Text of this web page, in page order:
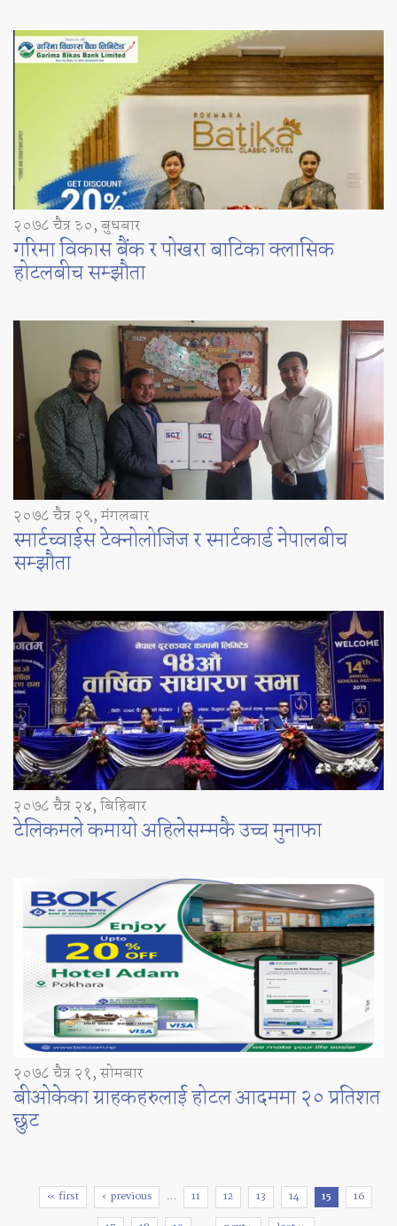
२०७८ चैत्र ३०, बुधबार
गरिमा विकास बैंक र पोखरा बाटिका क्लासिक
होटलबीच सम्झौता
२०७८ चैत्र २९, मंगलबार
स्मार्टच्वाईस टेक्नोलोजिज र स्मार्टकार्ड नेपालबीच
सम्झौता
२०७८ चैत्र २४, बिहिबार
टेलिकमले कमायो अहिलेसम्मकै उच्च मुनाफा
२०७८ चैत्र २१, सोमबार
बीओकेका ग्राहकहरुलाई होटल आदममा २० प्रतिशत
छुट
Pages
« first ‹ previous … 11 12 13 14 15
16